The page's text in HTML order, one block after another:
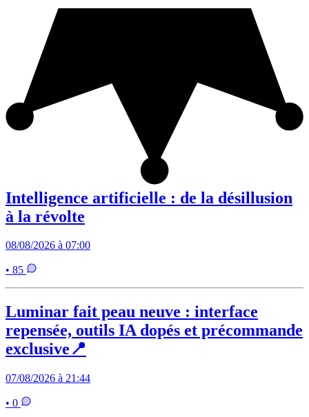
Intelligence artificielle : de la désillusion
à la révolte
08/08/2026 à 07:00
• 85
Luminar fait peau neuve : interface
repensée, outils IA dopés et précommande
exclusive📍
07/08/2026 à 21:44
• 0